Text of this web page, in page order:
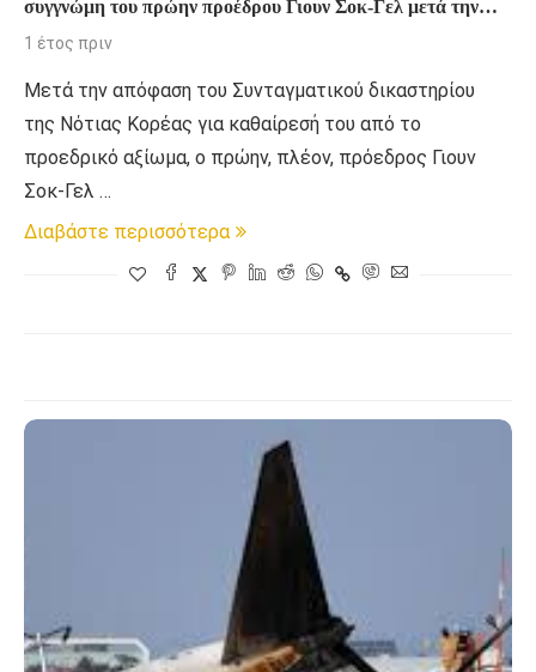
συγγνώμη του πρώην προέδρου Γιουν Σοκ-Γελ μετά την
καθαίρεση
1 έτος πριν
Μετά την απόφαση του Συνταγματικού δικαστηρίου
της Νότιας Κορέας για καθαίρεσή του από το
προεδρικό αξίωμα, ο πρώην, πλέον, πρόεδρος Γιουν
Σοκ-Γελ …
Διαβάστε περισσότερα